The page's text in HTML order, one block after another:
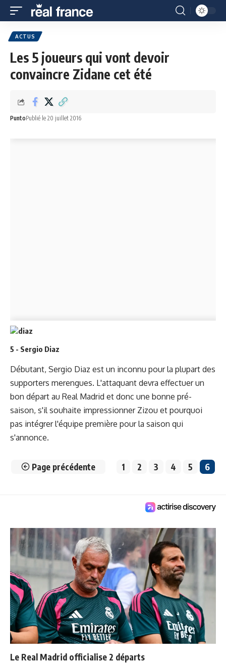
ACTUS
Les 5 joueurs qui vont devoir
convaincre Zidane cet été
PuntoPublié le 20 juillet 2016
5 - Sergio Diaz
Débutant, Sergio Diaz est un inconnu pour la plupart des
supporters merengues. L'attaquant devra effectuer un
bon départ au Real Madrid et donc une bonne pré-
saison, s'il souhaite impressionner Zizou et pourquoi
pas intégrer l'équipe première pour la saison qui
s'annonce.
Page précédente 1 2 3 4 5 6
Le Real Madrid officialise 2 départs